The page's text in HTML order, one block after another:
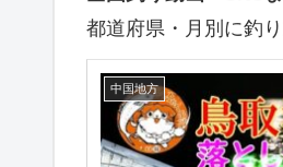
都道府県・月別に釣
中国地方